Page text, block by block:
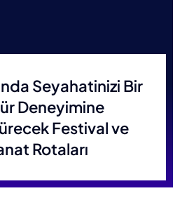
Seyahatinizi Bir
Deneyimine
Festival ve
Rotaları